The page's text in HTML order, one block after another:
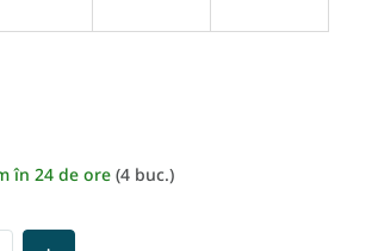
în 24 de ore (4 buc.)